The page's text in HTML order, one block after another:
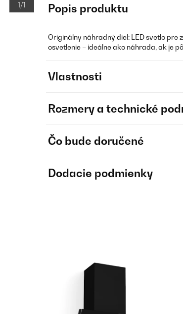
1/1 Popis produktu
Originálny náhradný diel: LED svetlo pre
osvetlenie – ideálne ako náhrada, ak je
Vlastnosti
Rozmery a technické
Čo bude doručené
Dodacie podmienky